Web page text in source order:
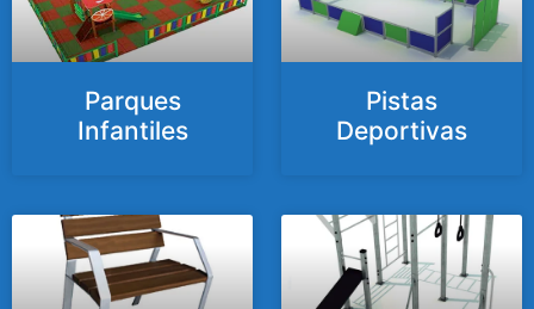
Parques
Infantiles
Pistas
Deportivas